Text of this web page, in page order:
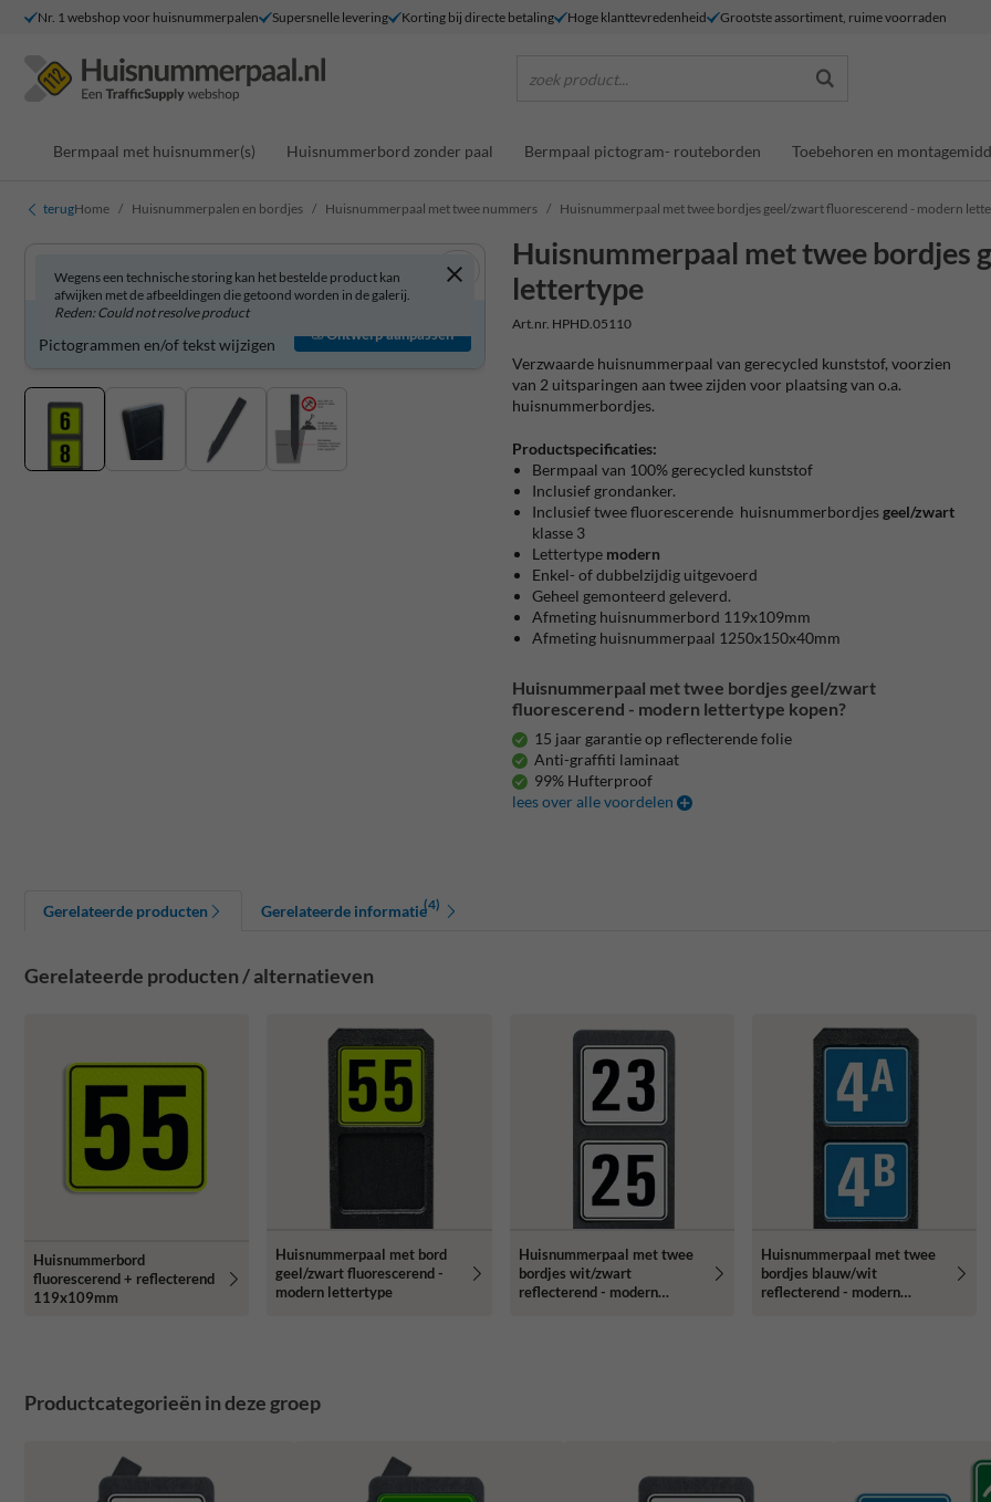
Nr. 1 webshop voor huisnummerpalen Supersnelle levering Korting bij directe betaling Hoge klanttevredenheid Grootste assortiment, ruime voorraden
zoek product...
Bermpaal met huisnummer(s) Huisnummerbord zonder paal Bermpaal pictogram- routeborden Toebehoren en
terugHome Huisnummerpalen en bordjes Huisnummerpaal met twee nummers Huisnummerpaal met twee bordjes geel/zwart fluorescerend - modern
Huisnummerpaal met twee bordjes
lettertype
Art.nr. HPHD.05110
Wegens een technische storing kan het bestelde product kan
afwijken met de afbeeldingen die getoond worden in de galerij.
Reden: Could not resolve product
Product zelf aanpassen?
Pictogrammen en/of tekst wijzigen
Ontwerp aanpassen
Verzwaarde huisnummerpaal van gerecycled kunststof, voorzien
van 2 uitsparingen aan twee zijden voor plaatsing van o.a.
huisnummerbordjes.
Productspecificaties:
Bermpaal van 100% gerecycled kunststof
Inclusief grondanker.
Inclusief twee fluorescerende huisnummerbordjesgeel/zwart
klasse 3
Lettertype modern
Enkel- of dubbelzijdig uitgevoerd
Geheel gemonteerd geleverd.
Afmeting huisnummerbord 119x109mm
Afmeting huisnummerpaal 1250x150x40mm
Huisnummerpaal met twee bordjes geel/zwart
fluorescerend - modern lettertype kopen?
15 jaar garantie op reflecterende folie
Anti-graffiti laminaat
99% Hufterproof
lees over alle voordelen
Gerelateerde producten Gerelateerde informatie(4)
Gerelateerde producten / alternatieven
Huisnummerbord
fluorescerend + reflecterend
119x109mm
Huisnummerpaal met bord
geel/zwart fluorescerend -
modern lettertype
Huisnummerpaal met twee
bordjes wit/zwart
reflecterend - modern
Huisnummerpaal met twee
bordjes blauw/wit
reflecterend - modern
Productcategorieën in deze groep